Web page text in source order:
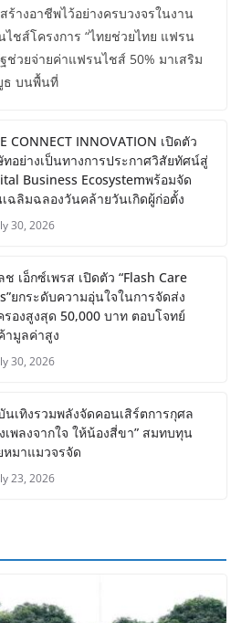
างอาชีพไว้อย่างครบวงจรในงาน
ชส์โครงการ “ไทยช่วยไทย แฟรน
ช่วยจ่ายค่าแฟรนไชส์ 50% มาเสริม
ธ บนพื้นที่
CONNECT INNOVATION เปิดตัว
อย่างเป็นทางการประกาศวิสัยทัศน์สู่
Business Ecosystemพร้อมจัด
เฉลิมฉลองวันคล้ายวันเกิดผู้ก่อตั้ง
30, 2026
เอ็กซ์เพรส เปิดตัว “Flash Care
ยกระดับความอุ่นใจในการจัดส่ง
รองสูงสุด 50,000 บาท ตอบโจทย์
ามูลค่าสูง
30, 2026
นเทิงรวมพลังจัดคอนเสิร์ตการกุศล
เพลงจากใจ ให้น้องสี่ขา” สมทบทุน
หมาแมวจรจัด
23, 2026